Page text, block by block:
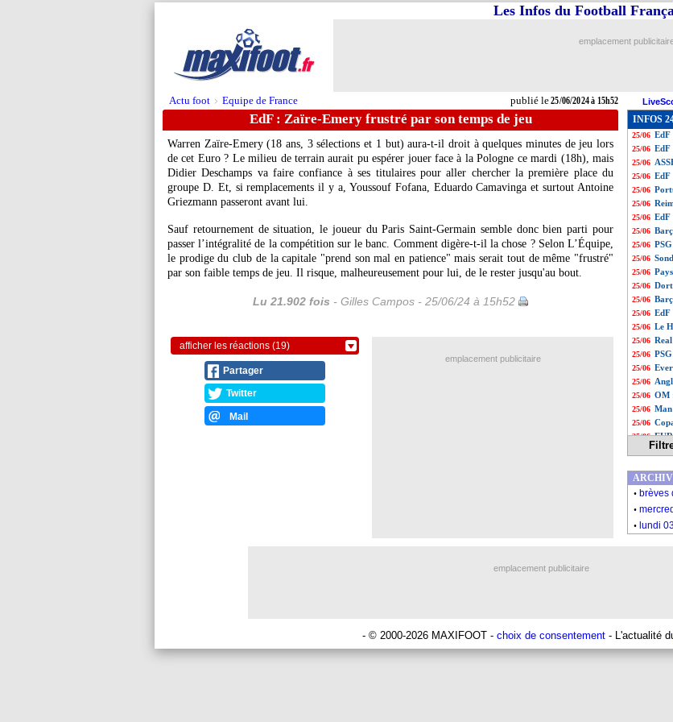
Actu foot > Equipe de France publié le25/06/2024 à 15h52
Les Infos du Football
emplacement
EdF : Zaïre-Emery frustré par son temps de jeu
Warren Zaïre-Emery (18 ans, 3 sélections et 1 but) aura-t-il droit à quelques minutes de jeu lors
de cet Euro ? Le milieu de terrain aurait pu espérer jouer face à la Pologne ce mardi (18h), mais
Didier Deschamps va faire confiance à ses titulaires pour aller chercher la première place du
groupe D. Et, si remplacements il y a, Youssouf Fofana, Eduardo Camavinga et surtout Antoine
Griezmann passeront avant lui.
Sauf retournement de situation, le joueur du Paris Saint-Germain semble donc bien parti pour
passer l’intégralité de la compétition sur le banc. Comment digère-t-il la chose ? Selon L’Équipe,
le prodige du club de la capitale "prend son mal en patience" mais serait tout de même "frustré"
par son faible temps de jeu. Il risque, malheureusement pour lui, de le rester jusqu'au bout.
Lu 21.902 fois - Gilles Campos - 25/06/24 à 15h52
afficher les réactions (19)
Partager
Twitter
Mail
INFOS
25/06 Real
25/06
25/06
25/06
25/06 EdF
25/06 EdF
25/06
25/06 EdF
25/06
25/06
25/06 EdF
25/06
25/06 PSG
25/06
25/06
25/06
25/06
25/06 EdF
25/06 Le
25/06 Real
25/06 PSG
25/06
25/06
25/06 OM
25/06
25/06
25/06
25/06
25/06 OM
25/06 EdF
...
emplacement publicitaire
. brèves
.
. lundi
emplacement publicitaire
- © 2000-2026 MAXIFOOT - choix de consentement - L'actualité